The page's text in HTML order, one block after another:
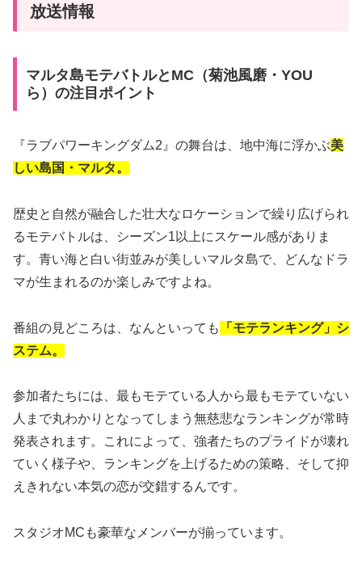
放送情報
マルタ島モテバトルとMC（菊池風磨・YOU
ら）の注目ポイント
『ラブパワーキングダム2』の舞台は、地中海に浮かぶ美
しい島国・マルタ。
歴史と自然が融合した壮大なロケーションで繰り広げられ
るモテバトルは、シーズン1以上にスケール感がありま
す。青い海と白い街並みが美しいマルタ島で、どんなドラ
マが生まれるのか楽しみですよね。
番組の見どころは、なんといっても
「モテランキング」シ
ステム。
参加者たちには、最もモテている人から最もモテていない
人まで丸わかりとなってしまう無慈悲なランキングが常時
発表されます。これによって、強者たちのプライドが壊れ
ていく様子や、ランキングを上げるための策略、そして抑
えきれない本気の恋が交錯するんです。
スタジオMCも豪華なメンバーが揃っています。